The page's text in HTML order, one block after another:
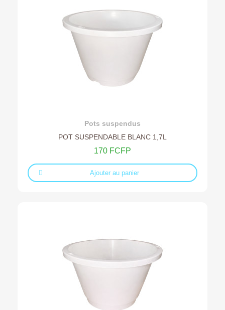
Ajouter au devis
Pots suspendus
POT SUSPENDABLE BLANC 1,7L
170 FCFP
Ajouter au panier